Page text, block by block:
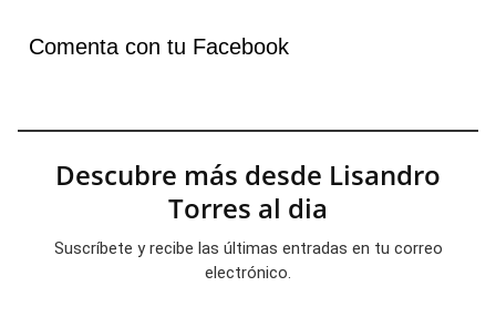
Comenta con tu Facebook
Descubre más desde Lisandro
Torres al dia
Suscríbete y recibe las últimas entradas en tu correo
electrónico.